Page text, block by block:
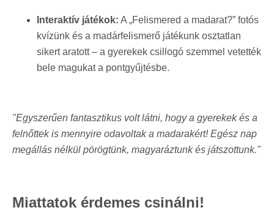
Interaktív játékok: A „Felismered a madarat?” fotós
kvízünk és a madárfelismerő játékunk osztatlan
sikert aratott – a gyerekek csillogó szemmel vetették
bele magukat a pontgyűjtésbe.
"Egyszerűen fantasztikus volt látni, hogy a gyerekek és a
felnőttek is mennyire odavoltak a madarakért! Egész nap
megállás nélkül pörögtünk, magyaráztunk és játszottunk."
Miattatok érdemes csinálni!